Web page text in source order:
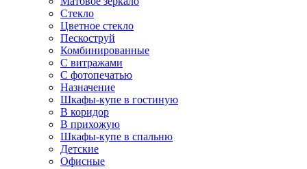
Стекло
Цветное стекло
Пескоструй
Комбинированные
С витражами
С фотопечатью
Назначение
Шкафы-купе в гостиную
В коридор
В прихожую
Шкафы-купе в спальню
Детские
Офисные